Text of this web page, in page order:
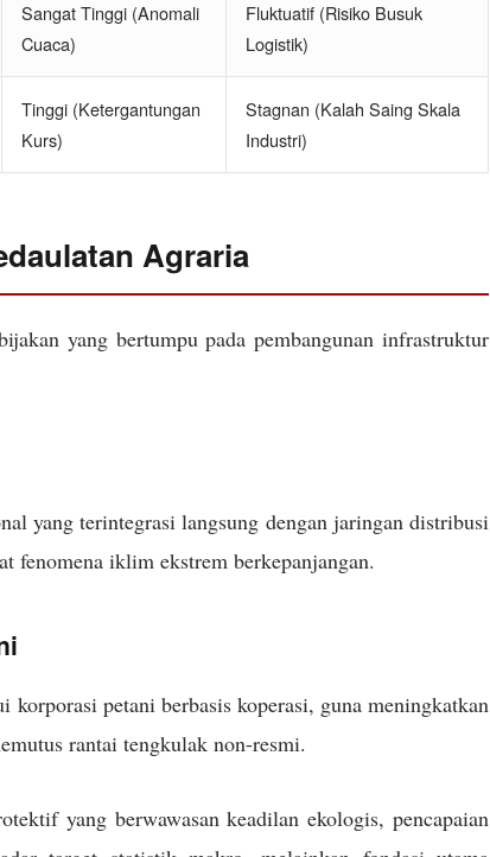
Sangat Tinggi (Anomali
Cuaca)
Fluktuatif (Risiko Busuk
Logistik)
Tinggi (Ketergantungan
Kurs)
Stagnan (Kalah Saing Skala
Industri)
Agraria
yang bertumpu pada pembangunan infrastruktur
yang terintegrasi langsung dengan jaringan distribusi
fenomena iklim ekstrem berkepanjangan.
petani berbasis koperasi, guna meningkatkan
rantai tengkulak non-resmi.
yang berwawasan keadilan ekologis, pencapaian